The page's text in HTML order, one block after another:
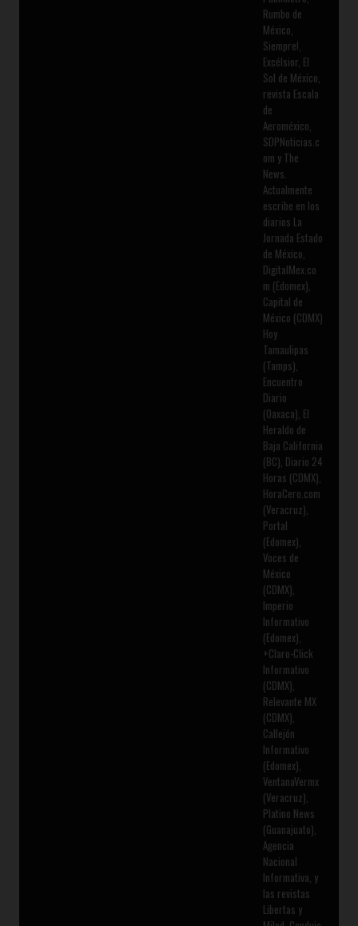
Rumbo de
México,
Siempre!,
Excélsior, El
Sol de México,
revista Escala
de
Aeroméxico,
SDPNoticias.c
om y The
News.
Actualmente
escribe en los
diarios La
Jornada Estado
de México,
DigitalMex.co
m (Edomex),
Capital de
México (CDMX)
Hoy
Tamaulipas
(Tamps),
Encuentro
Diario
(Oaxaca), El
Heraldo de
Baja California
(BC), Diario 24
Horas (CDMX),
HoraCero.com
(Veracruz),
Portal
(Edomex),
Voces de
México
(CDMX),
Imperio
Informativo
(Edomex),
+Claro-Click
Informativo
(CDMX),
Relevante MX
(CDMX),
Callejón
Informativo
(Edomex),
VentanaVermx
(Veracruz),
Platino News
(Guanajuato),
Agencia
Nacional
Informativa, y
las revistas
Libertas y